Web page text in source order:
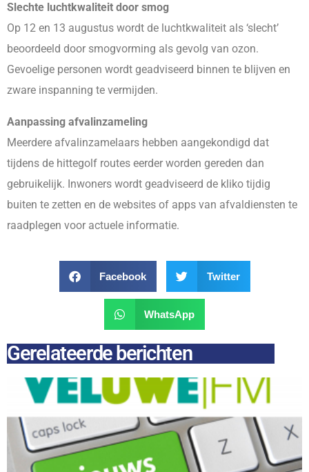
Slechte luchtkwaliteit door smog
Op 12 en 13 augustus wordt de luchtkwaliteit als ‘slecht’
beoordeeld door smogvorming als gevolg van ozon.
Gevoelige personen wordt geadviseerd binnen te blijven en
zware inspanning te vermijden.
Aanpassing afvalinzameling
Meerdere afvalinzamelaars hebben aangekondigd dat
tijdens de hittegolf routes eerder worden gereden dan
gebruikelijk. Inwoners wordt geadviseerd de kliko tijdig
buiten te zetten en de websites of apps van afvaldiensten te
raadplegen voor actuele informatie.
Facebook Twitter
WhatsApp
Gerelateerde berichten